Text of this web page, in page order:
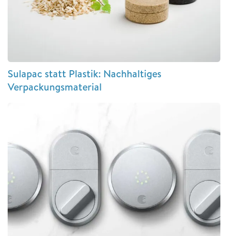
Sulapac statt Plastik: Nachhaltiges
Verpackungsmaterial